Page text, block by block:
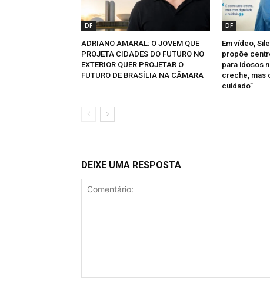
DF
ADRIANO AMARAL: O JOVEM QUE
PROJETA CIDADES DO FUTURO NO
EXTERIOR QUER PROJETAR O
FUTURO DE BRASÍLIA NA CÂMARA
DF
Em vídeo,
propõe
para idosos
creche, mas
cuidado”
DEIXE UMA RESPOSTA